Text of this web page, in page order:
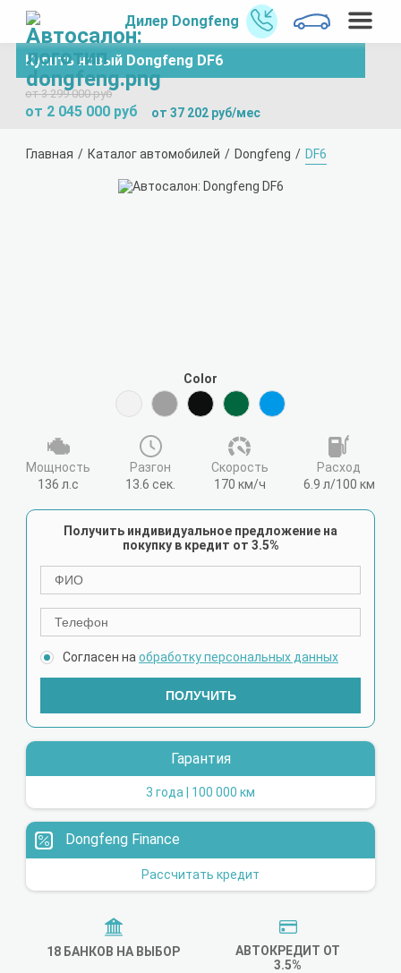
Дилер Dongfeng
Купить новый Dongfeng DF6
от 3 299 000 руб
от 2 045 000 руб от 37 202 руб/мес
Главная Каталог автомобилей Dongfeng DF6
Мощность
136 л.с
Разгон
13.6 сек.
Cкорость
170 км/ч
Расход
6.9 л/100 км
Color
Получить индивидуальное предложение на
покупку в кредит от 3.5%
Согласен на обработку персональных данных
ПОЛУЧИТЬ
Гарантия
3 года | 100 000 км
Dongfeng Finance
Рассчитать кредит
18 БАНКОВ НА ВЫБОР
АВТОКРЕДИТ ОТ
3.5%